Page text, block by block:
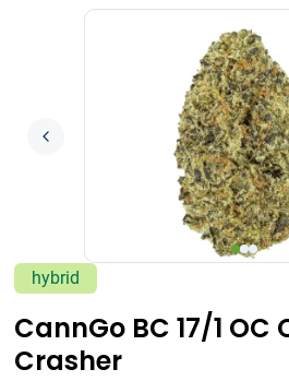
hybrid
CannGo BC 17/1 OC
Crasher